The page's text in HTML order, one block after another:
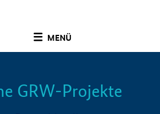
MENÜ
Info
GRW-Projekte